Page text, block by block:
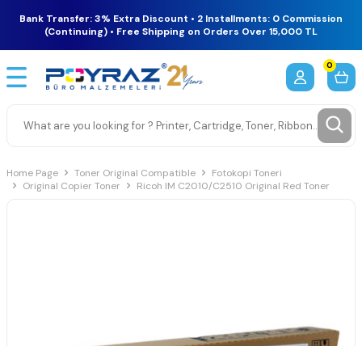
Bank Transfer: 3% Extra Discount • 2 Installments: 0 Commission
(Continuing) • Free Shipping on Orders Over 15,000 TL
0
Home Page Toner Original Compatible
Fotokopi Toneri
Original Copier Toner
Ricoh IM C2010/C2510 Original Red Toner